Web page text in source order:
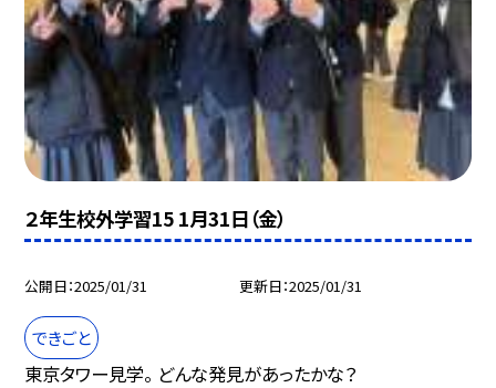
２年生校外学習15 1月31日（金）
公開日 2025/01/31 更新日 2025/01/31
できごと
東京タワー見学。 どんな発見があったかな？